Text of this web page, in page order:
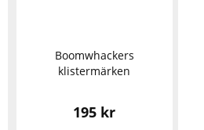
Boomwhackers
klistermärken
195 kr